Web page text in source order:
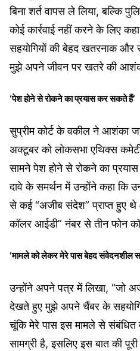
बिना शर्त वापस ले लिया, बल्कि
कोई कार्रवाई नहीं करने के लिए
सहयोगियों की बेहद खतरनाक और
मुझे अपने जीवन पर खतरे की
‘पेश होने से रोकने का प्रयास कर सकते हैं’
सुप्रीम कोर्ट के वकील ने आशंका
अक्टूबर को लोकसभा एथिक्‍स
सामने पेश होने से रोकने का
दावे के समर्थन में उन्होंने कहा कि
से कई “अजीब संदेश” प्राप्त हुए थे
कॉलर आईडी” नंबर से तीन फोन
‘मामले को लेकर मेरे पास बेहद संवेदनशील
उन्‍होंने अपने पत्र में लिखा, “जो
देखते हुए मुझे अपने चैंबर के
चूंकि मेरे पास इस मामले से
सामग्री है, इसलिए इस बात की